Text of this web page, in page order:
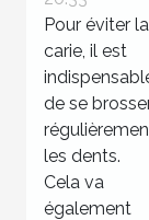
dents ?
Pour éviter la
carie, il est
de se
les dents.
Cela va
également